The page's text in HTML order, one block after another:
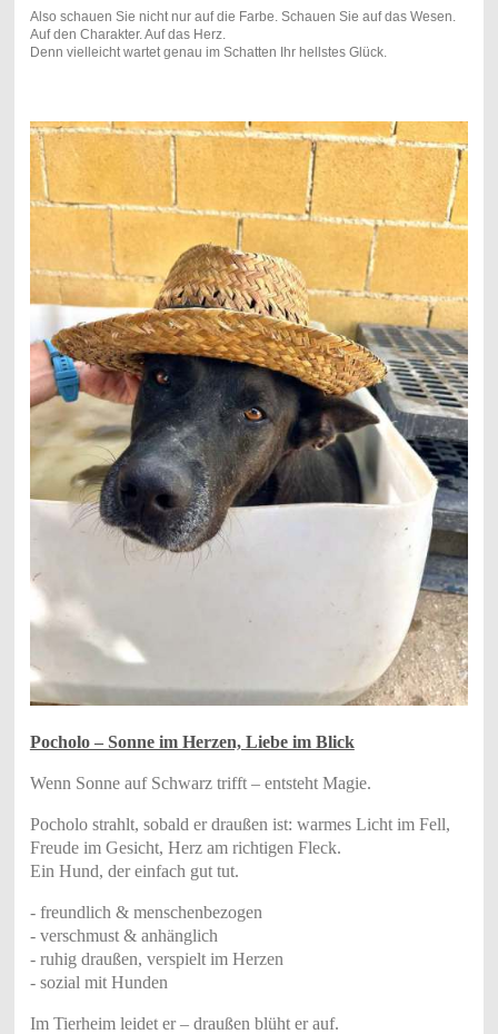
Also schauen Sie nicht nur auf die Farbe. Schauen Sie auf das Wesen.
Auf den Charakter. Auf das Herz.
Denn vielleicht wartet genau im Schatten Ihr hellstes Glück.
Pocholo – Sonne im Herzen, Liebe im Blick
Wenn Sonne auf Schwarz trifft – entsteht Magie.
Pocholo strahlt, sobald er draußen ist: warmes Licht im Fell,
Freude im Gesicht, Herz am richtigen Fleck.
Ein Hund, der einfach gut tut.
- freundlich & menschenbezogen
- verschmust & anhänglich
- ruhig draußen, verspielt im Herzen
- sozial mit Hunden
Im Tierheim leidet er – draußen blüht er auf.